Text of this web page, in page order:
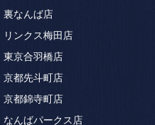
裏なんば店
リンクス梅田店
東京合羽橋店
京都先斗町店
京都錦寺町店
なんばパークス店